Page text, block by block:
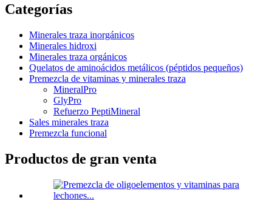
Categorías
Minerales traza inorgánicos
Minerales hidroxi
Minerales traza orgánicos
Quelatos de aminoácidos metálicos (péptidos pequeños)
Premezcla de vitaminas y minerales traza
MineralPro
GlyPro
Refuerzo PeptiMineral
Sales minerales traza
Premezcla funcional
Productos de gran venta